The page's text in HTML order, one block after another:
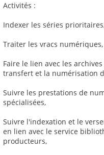
Activités :
Indexer les séries
Traiter les vracs numériques,
Faire le lien avec les
transfert et la numérisation
Suivre les prestations de
spécialisées,
Suivre l'indexation et le
en lien avec le service
producteurs,